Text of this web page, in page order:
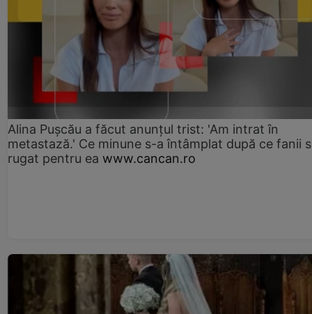
Alina Pușcău a făcut anunțul trist: 'Am intrat în
metastază.' Ce minune s-a întâmplat după ce fanii
rugat pentru ea www.cancan.ro